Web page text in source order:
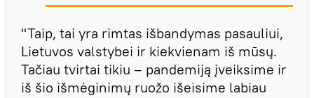
"Taip, tai yra rimtas išbandymas pasauliui,
Lietuvos valstybei ir kiekvienam iš mūsų.
Tačiau tvirtai tikiu – pandemiją įveiksime ir
iš šio išmėginimų ruožo išeisime labiau